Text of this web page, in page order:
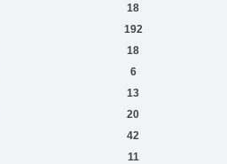
18
192
18
6
13
20
42
11